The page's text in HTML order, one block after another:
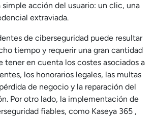
acción del usuario: un clic, una
extraviada.
de ciberseguridad puede resultar
tiempo y requerir una gran cantidad
tener en cuenta los costes asociados a
los honorarios legales, las multas
de negocio y la reparación del
Por otro lado, la implementación de
fiables, como Kaseya 365 ,